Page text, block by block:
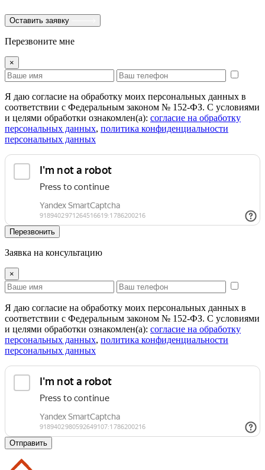
Оставить заявку
Перезвоните мне
×
Я даю согласие на обработку моих персональных данных в
соответствии с Федеральным законом № 152-ФЗ. С условиями
и целями обработки ознакомлен(а): cогласие на обработку
персональных данных, политика конфиденциальности
персональных данных
Перезвонить
Заявка на консультацию
×
Я даю согласие на обработку моих персональных данных в
соответствии с Федеральным законом № 152-ФЗ. С условиями
и целями обработки ознакомлен(а): cогласие на обработку
персональных данных, политика конфиденциальности
персональных данных
Отправить